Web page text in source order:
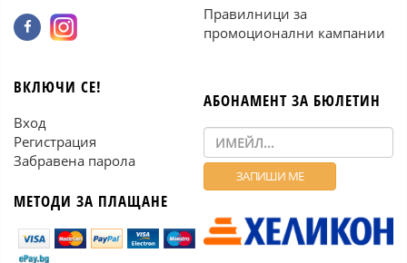
Правилници за
промоционални кампании
ВКЛЮЧИ СЕ!
Вход
Регистрация
Забравена парола
МЕТОДИ ЗА ПЛАЩАНЕ
АБОНАМЕНТ ЗА БЮЛЕТИН